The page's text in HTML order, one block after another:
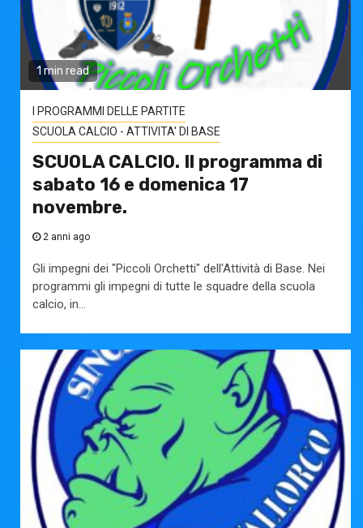
1 min read
I PROGRAMMI DELLE PARTITE
SCUOLA CALCIO - ATTIVITA' DI BASE
SCUOLA CALCIO. Il programma di
sabato 16 e domenica 17
novembre.
2 anni ago
Gli impegni dei "Piccoli Orchetti" dell'Attività di Base. Nei
programmi gli impegni di tutte le squadre della scuola
calcio, in...